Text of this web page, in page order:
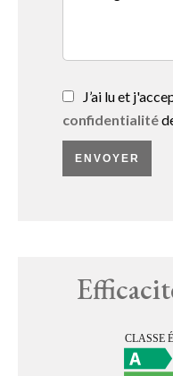
J’ai lu et
confidentialité
ENVOYER